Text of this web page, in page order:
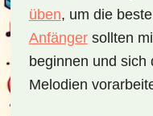
üben, um die
Anfängersollten
beginnen und sich
Melodien